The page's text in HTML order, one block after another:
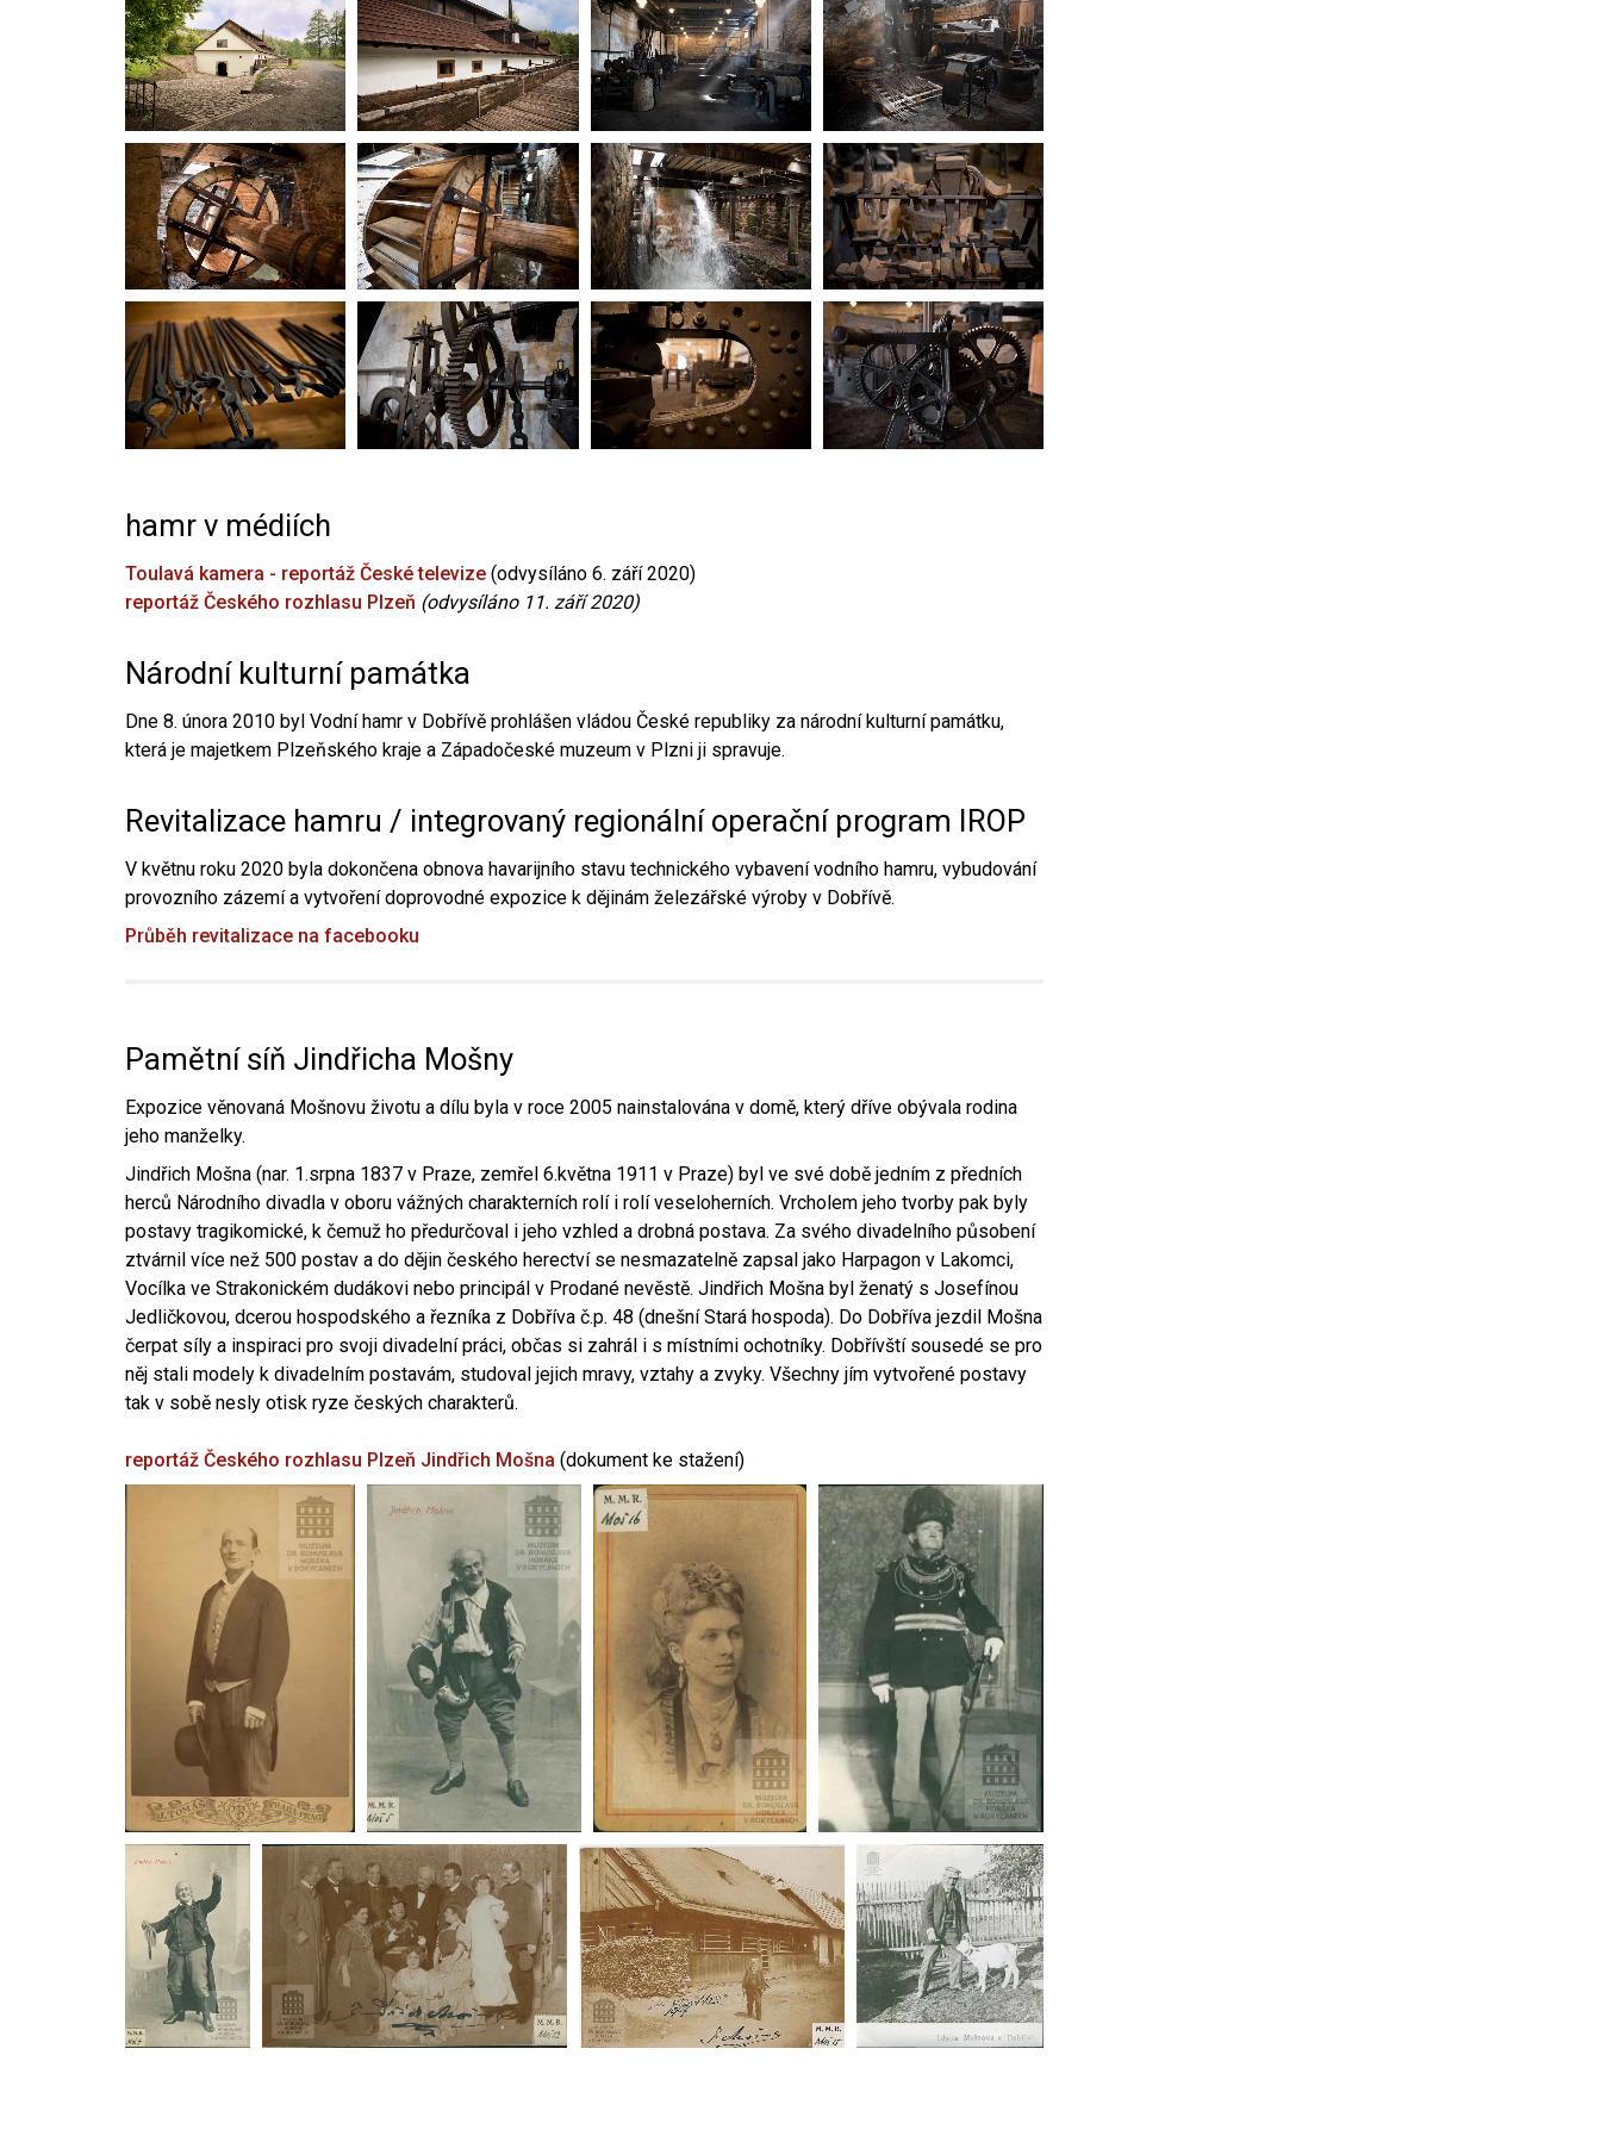
hamr v médiích
Toulavá kamera - reportáž České televize (odvysíláno 6. září 2020)
reportáž Českého rozhlasu Plzeň (odvysíláno 11. září 2020)
Národní kulturní památka
Dne 8. února 2010 byl Vodní hamr v Dobřívě prohlášen vládou České republiky za národní kulturní památku,
která je majetkem Plzeňského kraje a Západočeské muzeum v Plzni ji spravuje.
Revitalizace hamru / integrovaný regionální operační program IROP
V květnu roku 2020 byla dokončena obnova havarijního stavu technického vybavení vodního hamru, vybudování
provozního zázemí a vytvoření doprovodné expozice k dějinám železářské výroby v Dobřívě.
Průběh revitalizace na facebooku
Pamětní síň Jindřicha Mošny
Expozice věnovaná Mošnovu životu a dílu byla v roce 2005 nainstalována v domě, který dříve obývala rodina
jeho manželky.
Jindřich Mošna (nar. 1.srpna 1837 v Praze, zemřel 6.května 1911 v Praze) byl ve své době jedním z předních
herců Národního divadla v oboru vážných charakterních rolí i rolí veseloherních. Vrcholem jeho tvorby pak byly
postavy tragikomické, k čemuž ho předurčoval i jeho vzhled a drobná postava. Za svého divadelního působení
ztvárnil více než 500 postav a do dějin českého herectví se nesmazatelně zapsal jako Harpagon v Lakomci,
Vocílka ve Strakonickém dudákovi nebo principál v Prodané nevěstě. Jindřich Mošna byl ženatý s Josefínou
Jedličkovou, dcerou hospodského a řezníka z Dobříva č.p. 48 (dnešní Stará hospoda). Do Dobříva jezdil Mošna
čerpat síly a inspiraci pro svoji divadelní práci, občas si zahrál i s místními ochotníky. Dobřívští sousedé se pro
něj stali modely k divadelním postavám, studoval jejich mravy, vztahy a zvyky. Všechny jím vytvořené postavy
tak v sobě nesly otisk ryze českých charakterů.
reportáž Českého rozhlasu Plzeň Jindřich Mošna (dokument ke stažení)